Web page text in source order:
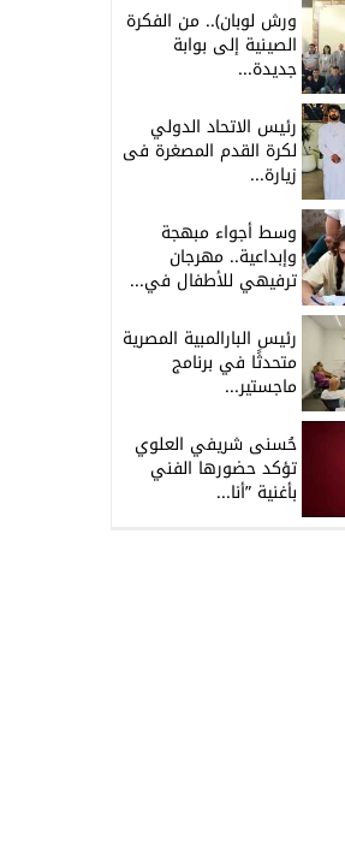
ورش لوبان).. من الفكرة
الصينية إلى بوابة
جديدة...
رئيس الاتحاد الدولي
لكرة القدم المصغرة فى
زيارة...
وسط أجواء مبهجة
وإبداعية.. مهرجان
ترفيهي للأطفال في...
رئيس البارالمبية المصرية
متحدثًا في برنامج
ماجستير...
حُسنى شريفي العلوي
تؤكد حضورها الفني
بأغنية ”أنا...